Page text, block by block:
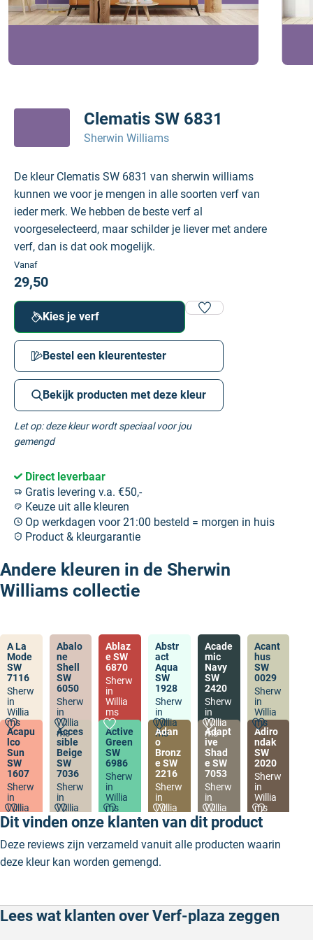
Clematis SW 6831
Sherwin Williams
De kleur Clematis SW 6831 van sherwin williams
kunnen we voor je mengen in alle soorten verf van
ieder merk. We hebben de beste verf al
voorgeselecteerd, maar schilder je liever met andere
verf, dan is dat ook mogelijk.
Vanaf
29,50
Kies je verf
Bestel een kleurentester
Bekijk producten met deze kleur
Let op: deze kleur wordt speciaal voor jou
gemengd
Direct leverbaar
Gratis levering v.a. €50,-
Keuze uit alle kleuren
Op werkdagen voor 21:00 besteld = morgen in huis
Product & kleurgarantie
Andere kleuren in de Sherwin
Williams collectie
A La
Mode
SW
7116
Sherw
in
Willia
ms
Abalo
ne
Shell
SW
6050
Sherw
in
Willia
ms
Ablaz
e SW
6870
Sherw
in
Willia
ms
Abstr
act
Aqua
SW
1928
Sherw
in
Willia
ms
Acade
mic
Navy
SW
2420
Sherw
in
Willia
ms
Acant
hus
SW
0029
Sherw
in
Willia
ms
Acapu
lco
Sun
SW
1607
Sherw
in
Willia
ms
Acces
sible
Beige
SW
7036
Sherw
in
Willia
ms
Active
Green
SW
6986
Sherw
in
Willia
ms
Adan
o
Bronz
e SW
2216
Sherw
in
Willia
ms
Adapt
ive
Shad
e SW
7053
Sherw
in
Willia
ms
Adiro
ndak
SW
2020
Sherw
in
Willia
ms
Dit vinden onze klanten van dit product
Deze reviews zijn verzameld vanuit alle producten waarin
deze kleur kan worden gemengd.
Lees wat klanten over Verf-plaza zeggen